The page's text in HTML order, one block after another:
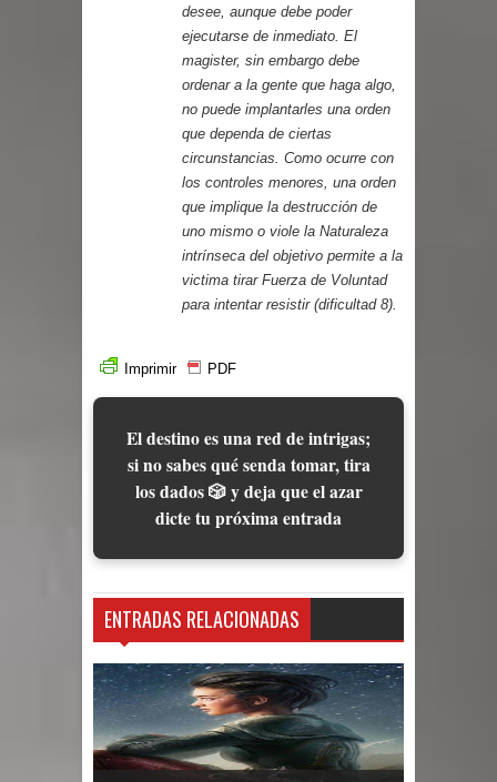
desee, aunque debe poder
ejecutarse de inmediato. El
magister, sin embargo debe
ordenar a la gente que haga algo,
no puede implantarles una orden
que dependa de ciertas
circunstancias. Como ocurre con
los controles menores, una orden
que implique la destrucción de
uno mismo o viole la Naturaleza
intrínseca del objetivo permite a la
victima tirar Fuerza de Voluntad
para intentar resistir (dificultad 8).
Imprimir PDF
El destino es una red de intrigas;
si no sabes qué senda tomar, tira
los dados 🎲 y deja que el azar
dicte tu próxima entrada
ENTRADAS RELACIONADAS